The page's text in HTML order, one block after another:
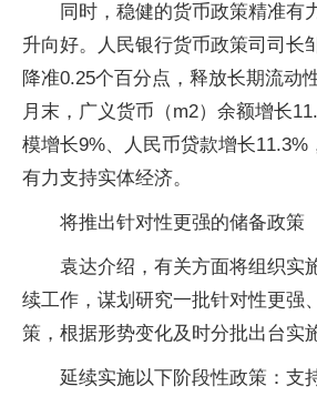
同时，稳健的货币政策精准有
升向好。人民银行货币政策司司长
降准0.25个百分点，释放长期流动
月末，广义货币（m2）余额增长
模增长9%、人民币贷款增长11.3%
有力支持实体经济。
将推出针对性更强的储备政策
袁达介绍，有关方面将组织实
续工作，谋划研究一批针对性更强
策，根据形势变化及时分批出台实
延续实施以下阶段性政策：支